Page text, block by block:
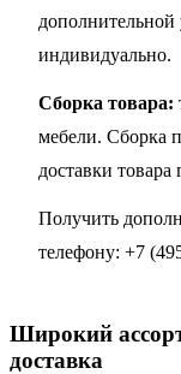
дополнительной
индивидуально.
Сборка товара:
мебели. Сборка
доставки товара
Получить
телефону: +7
Широкий
доставка